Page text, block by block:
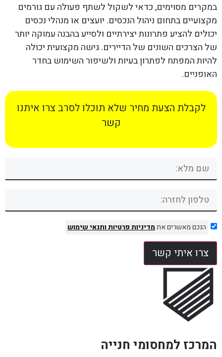
במקרים מסוימים, כדאי לשקול לשתף פעולה עם גורמים
מקצועיים בתחום ניהול הנכסים. יועצים או מנהלי נכסים
יכולים להציע פתרונות יצירתיים ולסייע בהבנה עמוקה יותר
של הצרכים השונים של הדיירים. גישה מקצועית יכולה
להיות המפתח לפתרון בעיות ולשיפור השימוש בחדר
האופניים.
לקבלת הצעת מחיר שלא תוכלו לסרב צרו איתנו
קשר
הנכם מאשרים אתמדיניות פרטיותותנאי שימוש
צרו איתי קשר
המרכז למחסומי חנייה